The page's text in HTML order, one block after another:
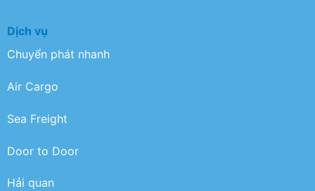
Dịch vụ
Chuyển phát nhanh
Air Cargo
Sea Freight
Door to Door
Hải quan